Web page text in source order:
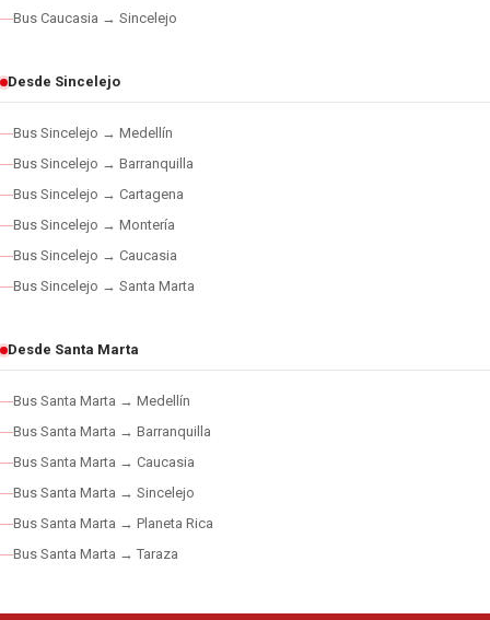
Bus Caucasia → Sincelejo
Desde Sincelejo
Bus Sincelejo → Medellín
Bus Sincelejo → Barranquilla
Bus Sincelejo → Cartagena
Bus Sincelejo → Montería
Bus Sincelejo → Caucasia
Bus Sincelejo → Santa Marta
Desde Santa Marta
Bus Santa Marta → Medellín
Bus Santa Marta → Barranquilla
Bus Santa Marta → Caucasia
Bus Santa Marta → Sincelejo
Bus Santa Marta → Planeta Rica
Bus Santa Marta → Taraza